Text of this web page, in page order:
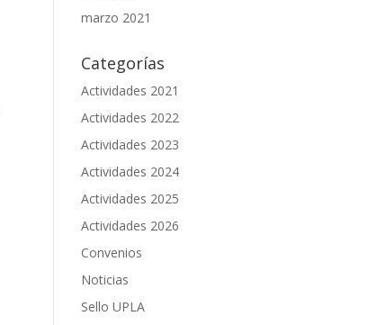
marzo 2021
Categorías
Actividades 2021
Actividades 2022
Actividades 2023
Actividades 2024
Actividades 2025
Actividades 2026
Convenios
Noticias
Sello UPLA